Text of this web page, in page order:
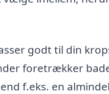
godt til din
foretrækker
f.eks. en